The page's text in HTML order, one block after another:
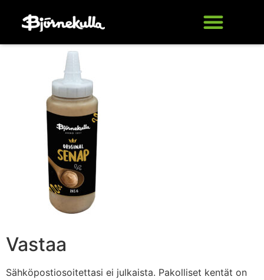
Vastaa
Sähköpostiosoitettasi ei julkaista. Pakolliset kentät on